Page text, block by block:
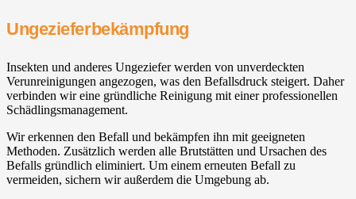
Ungezieferbekämpfung
Insekten und anderes Ungeziefer werden von unverdeckten
Verunreinigungen angezogen, was den Befallsdruck steigert. Daher
verbinden wir eine gründliche Reinigung mit einer professionellen
Schädlingsmanagement.
Wir erkennen den Befall und bekämpfen ihn mit geeigneten
Methoden. Zusätzlich werden alle Brutstätten und Ursachen des
Befalls gründlich eliminiert. Um einem erneuten Befall zu
vermeiden, sichern wir außerdem die Umgebung ab.